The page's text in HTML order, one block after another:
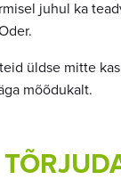
juhul ka
üldse mitte
mõõdukalt.